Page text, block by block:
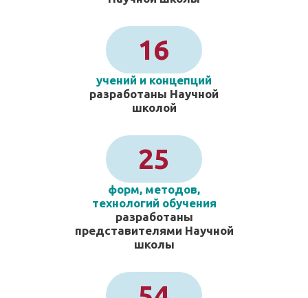
16
учений и концепций
разработаны Научной
школой
25
форм, методов,
технологий обучения
разработаны
представителями Научной
школы